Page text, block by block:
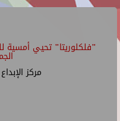
"فلكلوريتا" تحيي أمسية
مركز